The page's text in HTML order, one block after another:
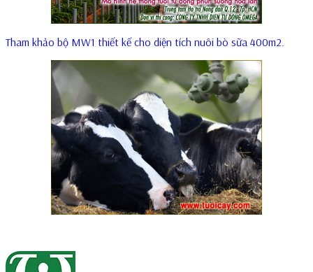
Tham khảo bộ MW1 thiết kế cho diện tích nuôi bò sữa 400m2.